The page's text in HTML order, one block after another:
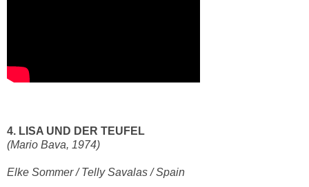
4. LISA UND DER TEUFEL
(Mario Bava, 1974)
Elke Sommer / Telly Savalas / Spain